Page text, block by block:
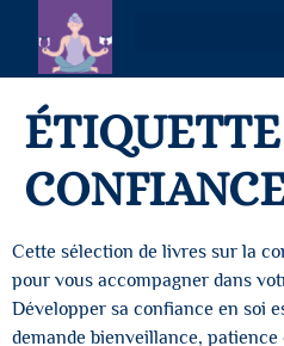
Cette sélection de livres sur la
pour vous accompagner dans
Développer sa confiance en soi
demande bienveillance,